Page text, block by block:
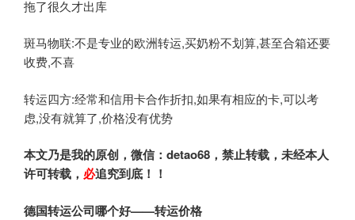
拖了很久才出库
斑马物联:不是专业的欧洲转运,买奶粉不划算,甚至合箱还要
收费,不喜
转运四方:经常和信用卡合作折扣,如果有相应的卡,可以考
虑,没有就算了,价格没有优势
本文乃是我的原创，微信：detao68 ，禁止转载，未经本人
许可转载， 必追究到底！！
德国转运公司哪个好——转运价格